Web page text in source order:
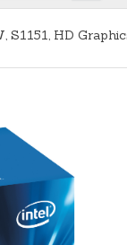
S1151, HD